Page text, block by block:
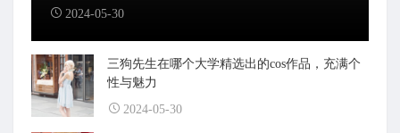
2024-05-30
三狗先生在哪个大学精选出的cos作品，充满个
性与魅力
2024-05-30